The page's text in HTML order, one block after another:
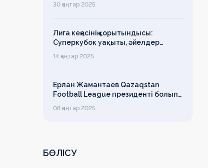
бойынша баспасөз-релизі
30 қаңтар 2025
Лига кеңесінің қорытындысы:
Суперкубок уақыты, әйелдер
лимит
14 қаңтар 2025
Ерлан Жамантаев Qazaqstan
Football League президенті болып
08 қаңтар 2025
БӨЛІСУ